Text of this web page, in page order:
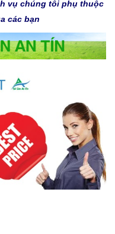
vụ chúng tôi phụ thuộc
các bạn